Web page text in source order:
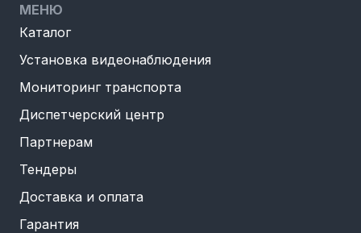
МЕНЮ
Каталог
Установка видеонаблюдения
Мониторинг транспорта
Диспетчерский центр
Партнерам
Тендеры
Доставка и оплата
Гарантия